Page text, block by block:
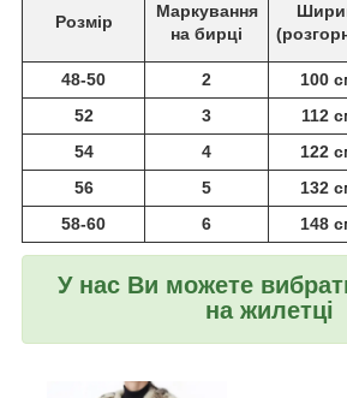
Розмір
Маркування
на бирці
48-50 2 100
52
3 112
54
4 122
56
5 132
58-60
6 148
У нас Ви можете
на жилетці